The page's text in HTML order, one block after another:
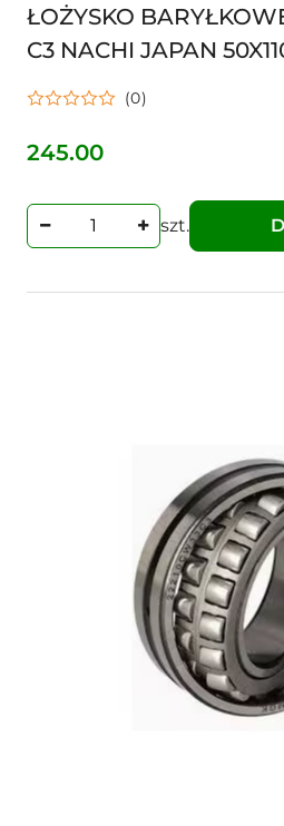
ŁOŻYSKO
C3 NACHI JAPAN
21310EC3
(0)
Cena:
245.00
szt.